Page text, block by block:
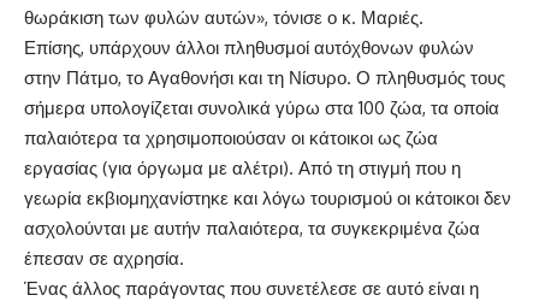
θωράκιση των φυλών αυτών», τόνισε ο κ. Μαριές.
Επίσης, υπάρχουν άλλοι πληθυσμοί αυτόχθονων φυλών
στην Πάτμο, το Αγαθονήσι και τη Νίσυρο. Ο πληθυσμός τους
σήμερα υπολογίζεται συνολικά γύρω στα 100 ζώα, τα οποία
παλαιότερα τα χρησιμοποιούσαν οι κάτοικοι ως ζώα
εργασίας (για όργωμα με αλέτρι). Από τη στιγμή που η
γεωρία εκβιομηχανίστηκε και λόγω τουρισμού οι κάτοικοι δεν
ασχολούνται με αυτήν παλαιότερα, τα συγκεκριμένα ζώα
έπεσαν σε αχρησία.
Ένας άλλος παράγοντας που συνετέλεσε σε αυτό είναι η